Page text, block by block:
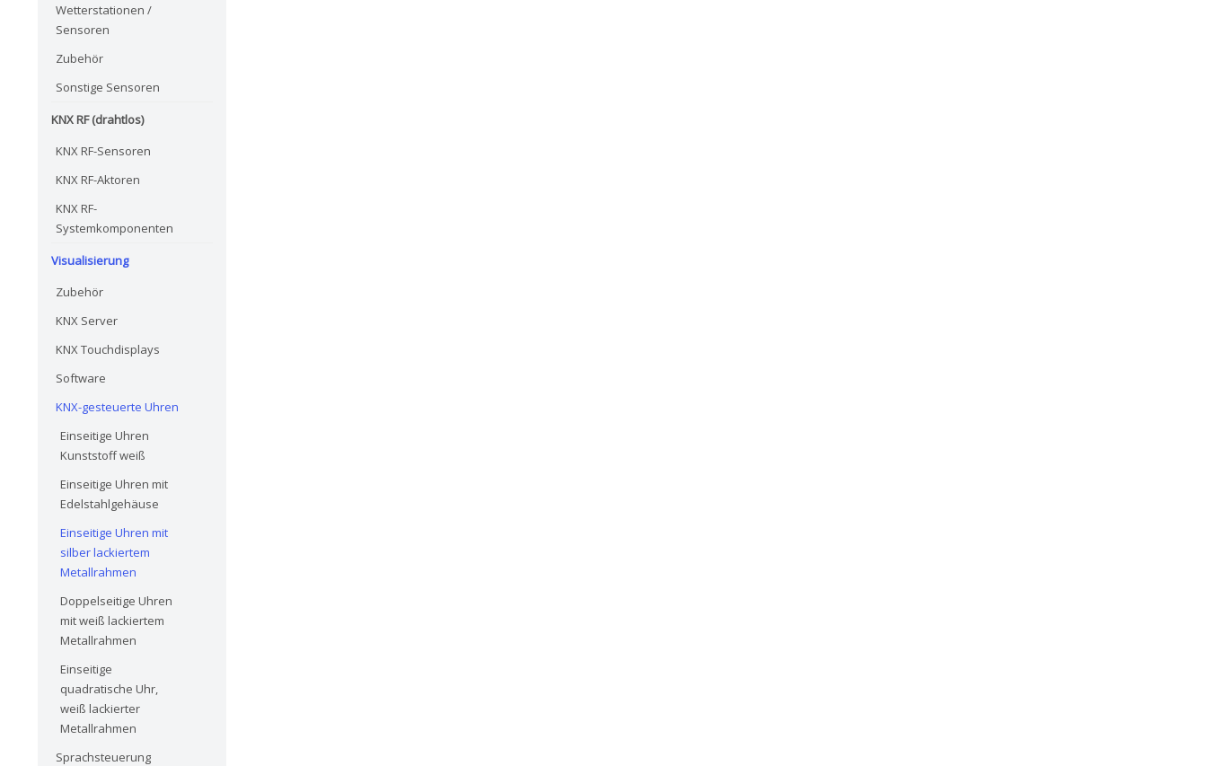
Wetterstationen /
Sensoren
Zubehör
Sonstige Sensoren
KNX RF (drahtlos)
KNX RF-Sensoren
KNX RF-Aktoren
KNX RF-
Systemkomponenten
Visualisierung
Zubehör
KNX Server
KNX Touchdisplays
Software
KNX-gesteuerte Uhren
Einseitige Uhren
Kunststoff weiß
Einseitige Uhren mit
Edelstahlgehäuse
Einseitige Uhren mit
silber lackiertem
Metallrahmen
Doppelseitige Uhren
mit weiß lackiertem
Metallrahmen
Einseitige
quadratische Uhr,
weiß lackierter
Metallrahmen
Sprachsteuerung